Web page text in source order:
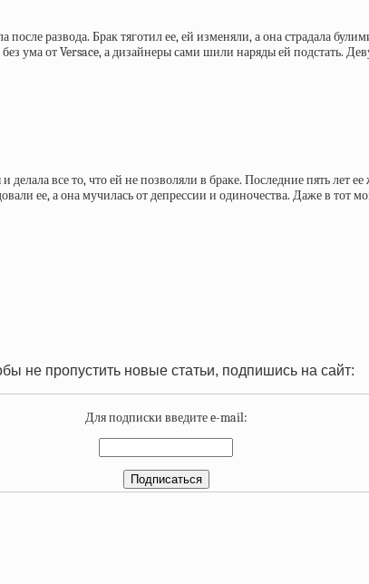
развода. Брак тяготил ее, ей изменяли, а она страдала
ума от Versace, а дизайнеры сами шили наряды ей подстать.
все то, что ей не позволяли в браке. Последние пять лет
ее, а она мучилась от депрессии и одиночества. Даже в тот
не пропустить новые статьи, подпишись на сайт:
Для подписки введите e-mail: